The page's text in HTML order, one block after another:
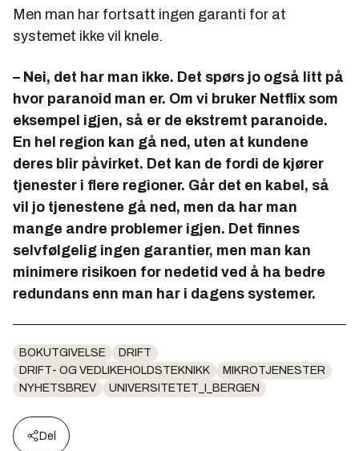
Men man har fortsatt ingen garanti for at
systemet ikke vil knele.
– Nei, det har man ikke. Det spørs jo også litt på
hvor paranoid man er. Om vi bruker Netflix som
eksempel igjen, så er de ekstremt paranoide.
En hel region kan gå ned, uten at kundene
deres blir påvirket. Det kan de fordi de kjører
tjenester i flere regioner. Går det en kabel, så
vil jo tjenestene gå ned, men da har man
mange andre problemer igjen. Det finnes
selvfølgelig ingen garantier, men man kan
minimere risikoen for nedetid ved å ha bedre
redundans enn man har i dagens systemer.
BOKUTGIVELSE
DRIFT
DRIFT- OG VEDLIKEHOLDSTEKNIKK
MIKROTJENESTER
NYHETSBREV
UNIVERSITETET_I_BERGEN
Del